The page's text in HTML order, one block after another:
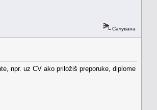
Сачувана
npr. uz CV ako priložiš preporuke, diplome